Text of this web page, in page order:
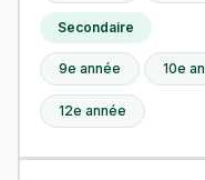
Secondaire
9e année 10e
12e année